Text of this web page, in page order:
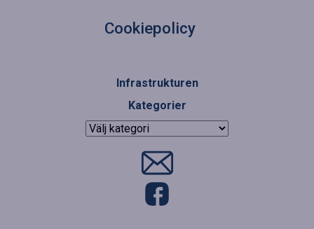
Cookiepolicy
Infrastrukturen
Kategorier
Kategorier